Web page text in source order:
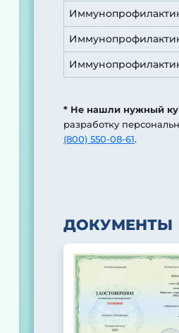
* Не нашли нужный
разработку
(800) 550-08-61.
ДОКУМЕНТЫ